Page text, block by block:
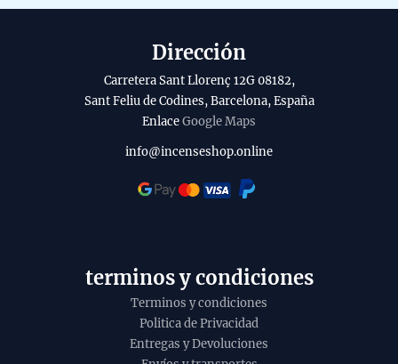
Dirección
Carretera Sant Llorenç 12G 08182,
Sant Feliu de Codines, Barcelona, España
EnlaceGoogle Maps
info@incenseshop.online
terminos y condiciones
Terminos y condiciones
Politica de Privacidad
Entregas y Devoluciones